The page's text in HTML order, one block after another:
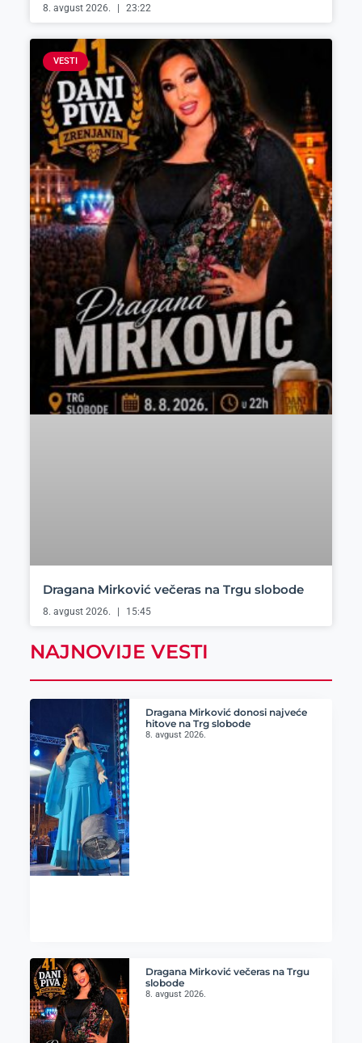
8. avgust 2026. 23:22
VESTI
Dragana Mirković večeras na Trgu slobode
8. avgust 2026. 15:45
NAJNOVIJE VESTI
Dragana Mirković donosi najveće
hitove na Trg slobode
8. avgust 2026.
Dragana Mirković večeras na Trgu
slobode
8. avgust 2026.